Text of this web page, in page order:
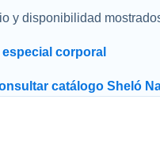
y disponibilidad
corporal
catálogo Sheló